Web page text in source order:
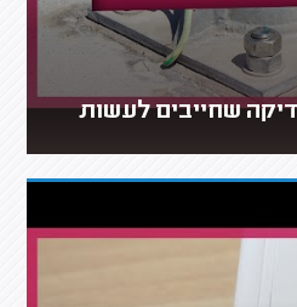
שחייבים לעשות